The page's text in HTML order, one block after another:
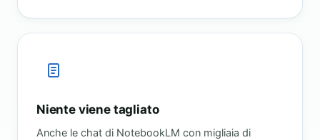
Niente viene tagliato
Anche le chat di NotebookLM con migliaia di